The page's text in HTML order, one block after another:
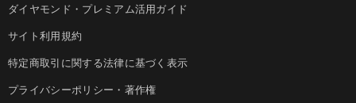
ダイヤモンド・プレミアム活用ガイド
サイト利用規約
特定商取引に関する法律に基づく表示
プライバシーポリシー・著作権